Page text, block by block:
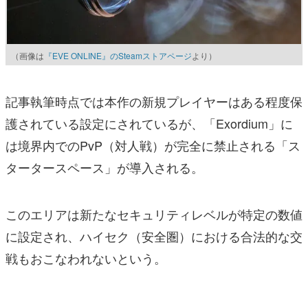
（画像は 『EVE ONLINE』のSteamストアページより）
記事執筆時点では本作の新規プレイヤーはある程度保
護されている設定にされているが、「Exordium」に
は境界内でのPvP（対人戦）が完全に禁止される「ス
タータースペース」が導入される。
このエリアは新たなセキュリティレベルが特定の数値
に設定され、ハイセク（安全圏）における合法的な交
戦もおこなわれないという。